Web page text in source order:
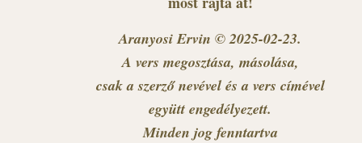
Aranyosi Ervin © 2025-02-23.
A vers megosztása, másolása,
csak a szerző nevével és a vers címével
együtt engedélyezett.
Minden jog fenntartva